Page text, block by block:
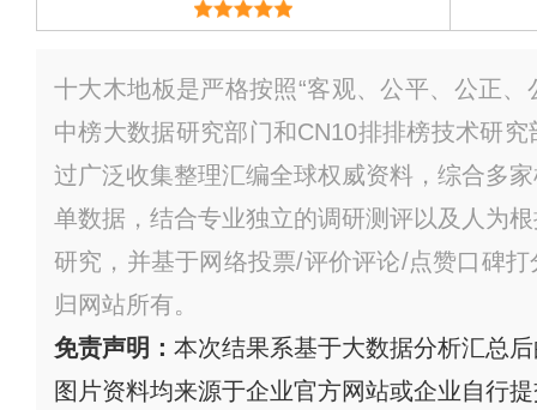
十大木地板是严格按照“客观、公平、公正、
中榜大数据研究部门和CN10排排榜技术研
过广泛收集整理汇编全球权威资料，综合多
单数据，结合专业独立的调研测评以及人为
研究，并基于网络投票/评价评论/点赞口碑
归网站所有。
免责声明： 本次结果系基于大数据分析汇总
图片资料均来源于企业官方网站或企业自行